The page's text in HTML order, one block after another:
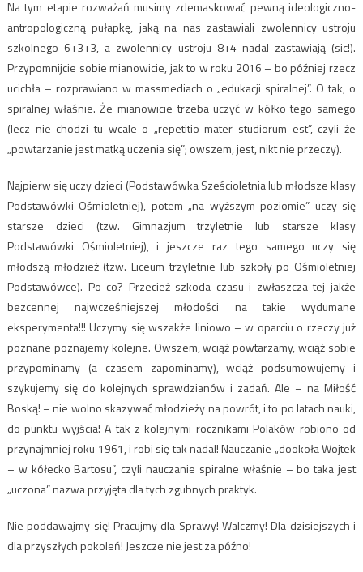
Na tym etapie rozważań musimy zdemaskować pewną ideologiczno-
antropologiczną pułapkę, jaką na nas zastawiali zwolennicy ustroju
szkolnego 6+3+3, a zwolennicy ustroju 8+4 nadal zastawiają (sic!).
Przypomnijcie sobie mianowicie, jak to w roku 2016 – bo później rzecz
ucichła – rozprawiano w massmediach o „edukacji spiralnej”. O tak, o
spiralnej właśnie. Że mianowicie trzeba uczyć w kółko tego samego
(lecz nie chodzi tu wcale o „repetitio mater studiorum est”, czyli że
„powtarzanie jest matką uczenia się”; owszem, jest, nikt nie przeczy).
Najpierw się uczy dzieci (Podstawówka Sześcioletnia lub młodsze klasy
Podstawówki Ośmioletniej), potem „na wyższym poziomie” uczy się
starsze dzieci (tzw. Gimnazjum trzyletnie lub starsze klasy
Podstawówki Ośmioletniej), i jeszcze raz tego samego uczy się
młodszą młodzież (tzw. Liceum trzyletnie lub szkoły po Ośmioletniej
Podstawówce). Po co? Przecież szkoda czasu i zwłaszcza tej jakże
bezcennej najwcześniejszej młodości na takie wydumane
eksperymenta!!! Uczymy się wszakże liniowo – w oparciu o rzeczy już
poznane poznajemy kolejne. Owszem, wciąż powtarzamy, wciąż sobie
przypominamy (a czasem zapominamy), wciąż podsumowujemy i
szykujemy się do kolejnych sprawdzianów i zadań. Ale – na Miłość
Boską! – nie wolno skazywać młodzieży na powrót, i to po latach nauki,
do punktu wyjścia! A tak z kolejnymi rocznikami Polaków robiono od
przynajmniej roku 1961, i robi się tak nadal! Nauczanie „dookoła Wojtek
– w kółecko Bartosu”, czyli nauczanie spiralne właśnie – bo taka jest
„uczona” nazwa przyjęta dla tych zgubnych praktyk.
Nie poddawajmy się! Pracujmy dla Sprawy! Walczmy! Dla dzisiejszych i
dla przyszłych pokoleń! Jeszcze nie jest za późno!